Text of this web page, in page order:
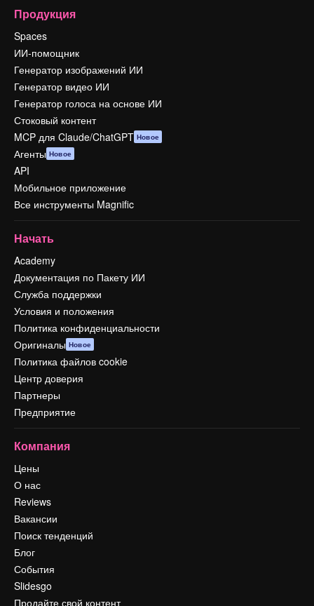
Продукция
Spaces
ИИ-помощник
Генератор изображений ИИ
Генератор видео ИИ
Генератор голоса на основе ИИ
Стоковый контент
MCP для Claude/ChatGPT Новое
Агенты Новое
API
Мобильное приложение
Все инструменты Magnific
Начать
Academy
Документация по Пакету ИИ
Служба поддержки
Условия и положения
Политика конфиденциальности
Оригиналы Новое
Политика файлов cookie
Центр доверия
Партнеры
Предприятие
Компания
Цены
О нас
Reviews
Вакансии
Поиск тенденций
Блог
События
Slidesgo
Продайте свой контент